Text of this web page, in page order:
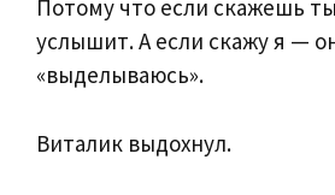
Потому что если скажешь
услышит. А если скажу я —
«выделываюсь».
Виталик выдохнул.